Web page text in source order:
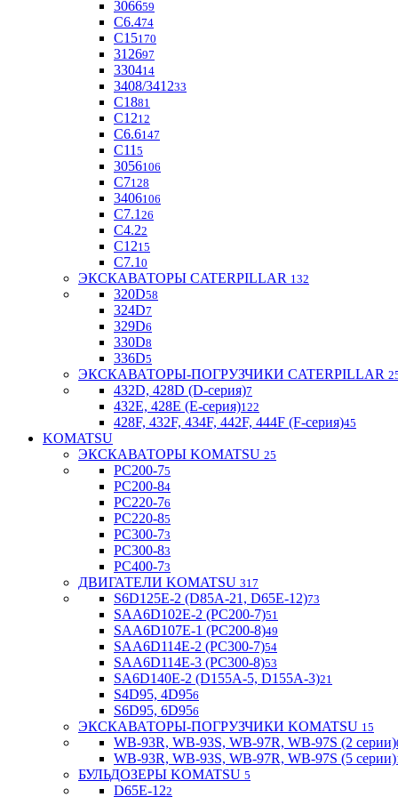
306659
С6.474
С15170
312697
330414
3408/341233
С1881
C1212
С6.6147
C11 5
3056106
С7128
3406106
C7.1 26
C4.22
С1215
С7.1 0
ЭКСКАВАТОРЫ CATERPILLAR 132
320D58
324D7
329D6
330D8
336D5
ЭКСКАВАТОРЫ-ПОГРУЗЧИКИ CATERPILLAR
432D, 428D (D-серия)7
432E, 428E (E-серия)122
428F, 432F, 434F, 442F, 444F (F-серия)45
KOMATSU
ЭКСКАВАТОРЫ KOMATSU 25
PC200-75
PC200-84
PC220-76
PC220-85
PC300-73
PC300-83
PC400-73
ДВИГАТЕЛИ KOMATSU 317
S6D125E-2 (D85A-21, D65E-12)73
SAA6D102E-2 (PC200-7)51
SAA6D107E-1 (PC200-8)49
SAA6D114E-2 (PC300-7)54
SAA6D114E-3 (PC300-8)53
SA6D140E-2 (D155A-5, D155A-3)21
S4D95, 4D956
S6D95, 6D956
ЭКСКАВАТОРЫ-ПОГРУЗЧИКИ KOMATSU 15
WB-93R, WB-93S, WB-97R, WB-97S (2 серии)
WB-93R, WB-93S, WB-97R, WB-97S (5 серии)
БУЛЬДОЗЕРЫ KOMATSU 5
D65E-122